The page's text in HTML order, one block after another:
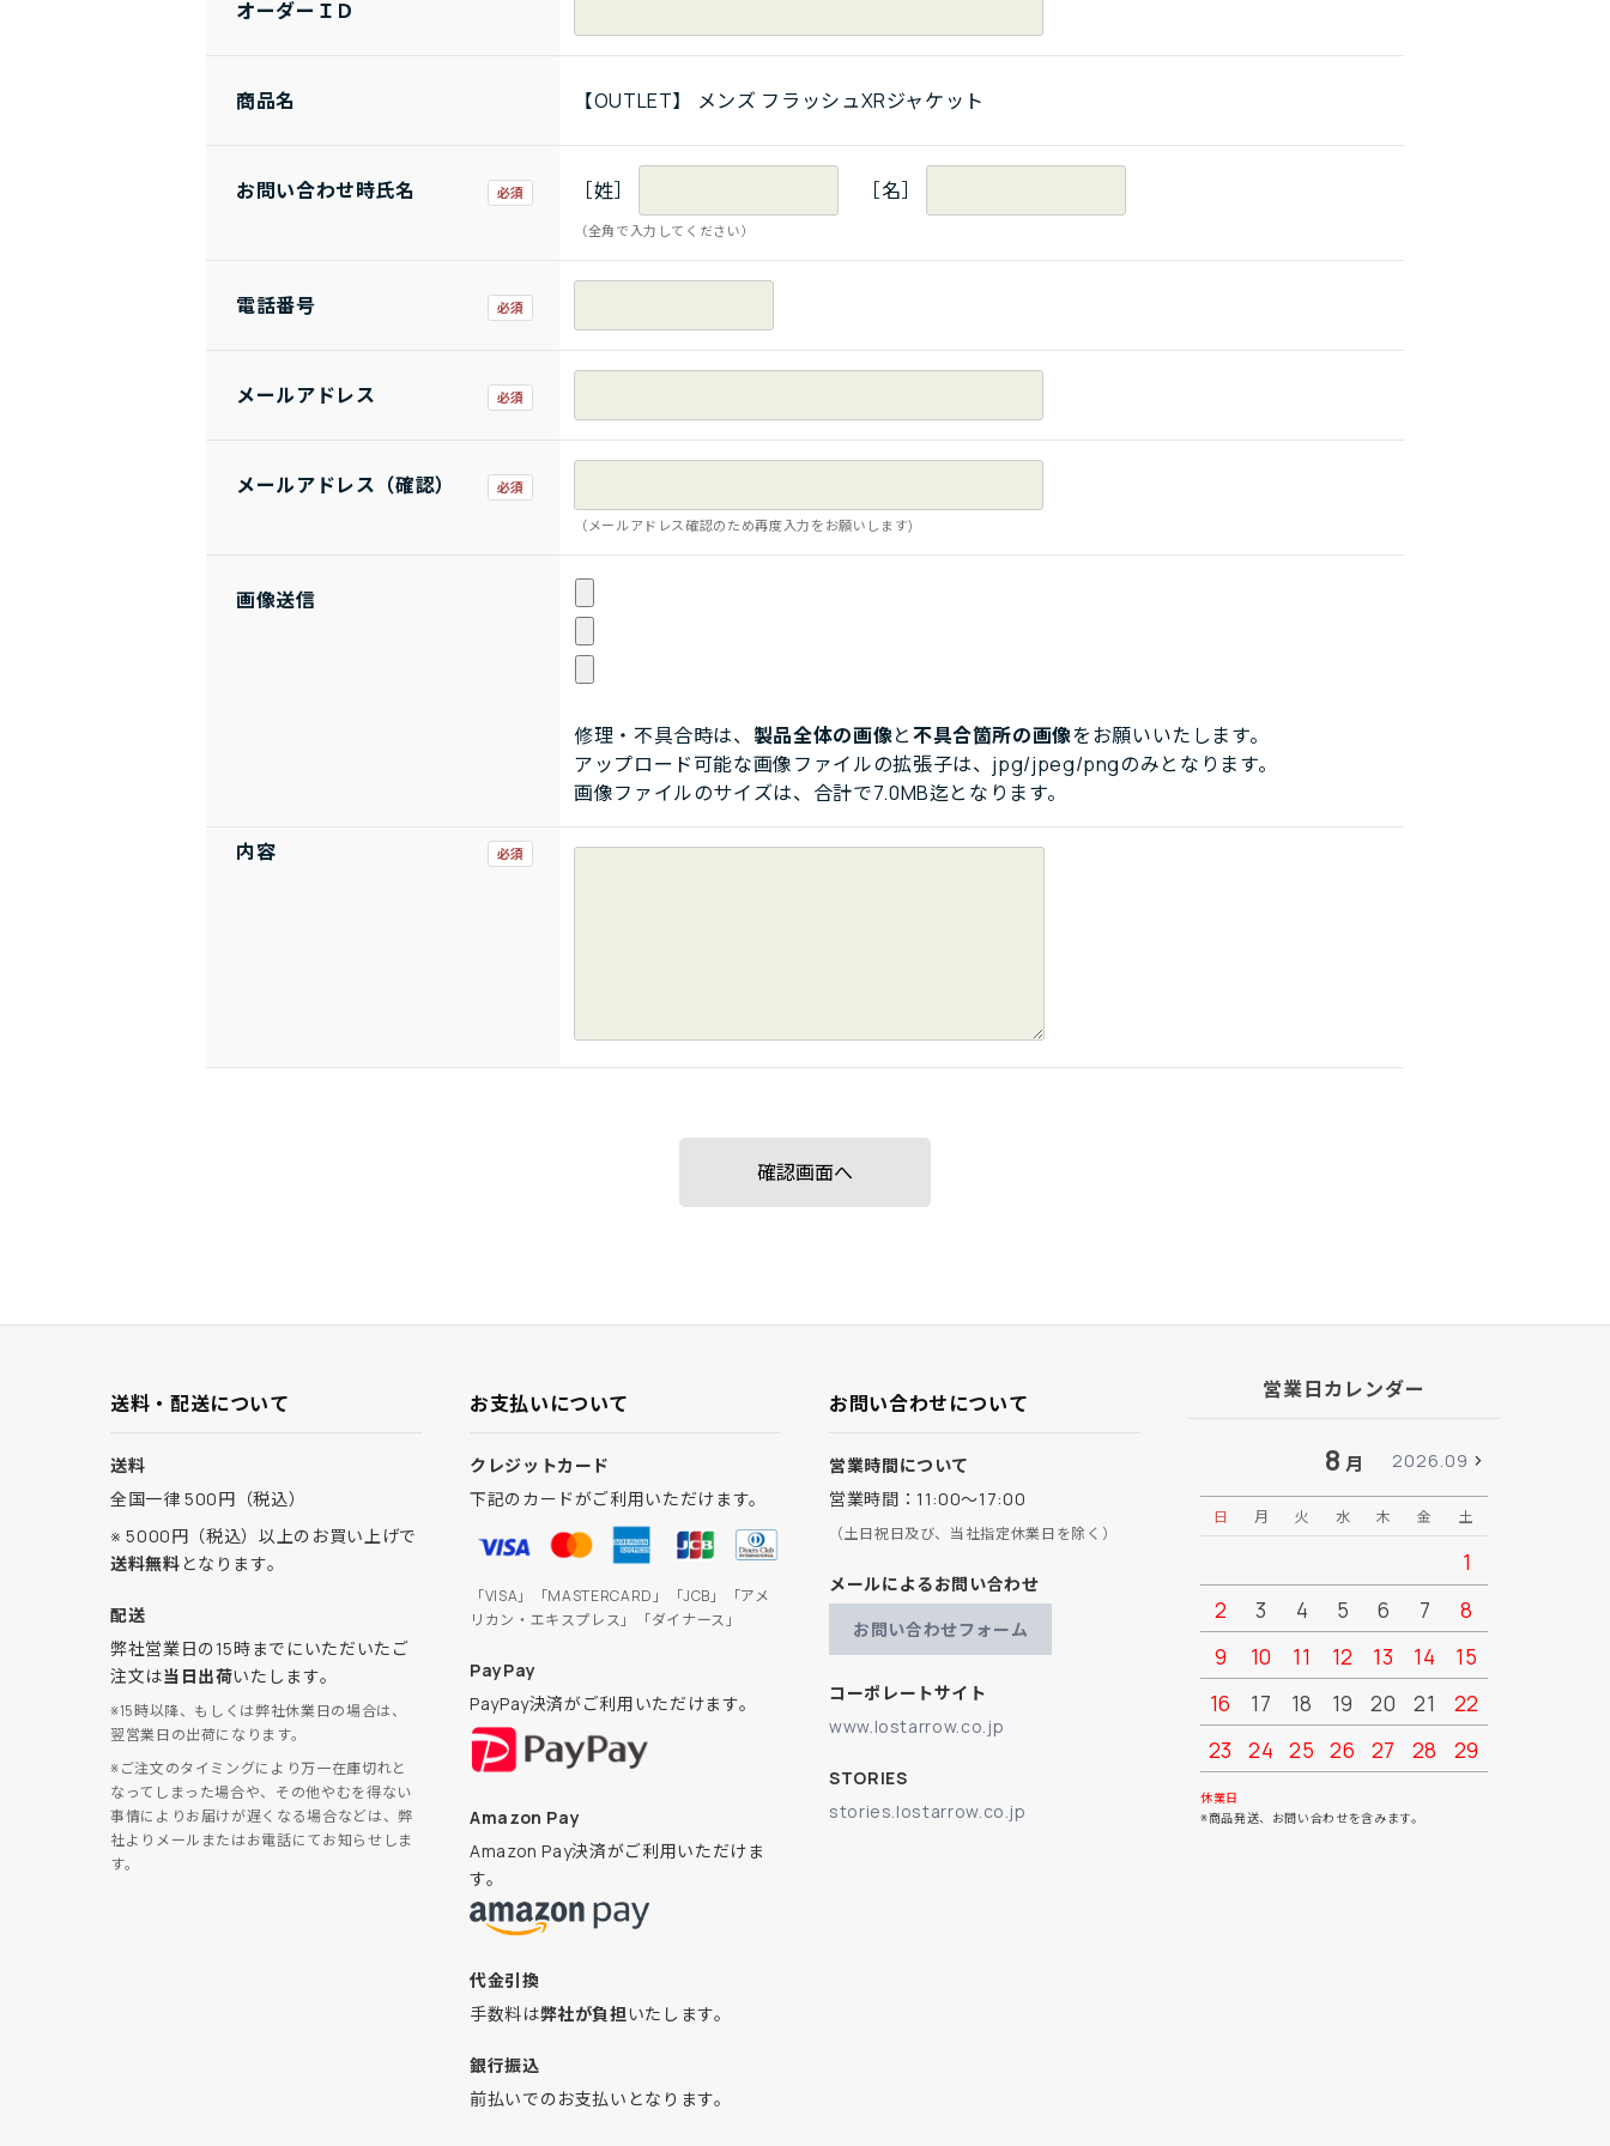
オーダーＩＤ
商品名 【OUTLET】 メンズ フラッシュXRジャケット
お問い合わせ時氏名 ［姓］ ［名］
（全角で入力してください）
電話番号
メールアドレス
メールアドレス（確認）
（メールアドレス確認のため再度入力をお願いします)
画像送信
修理・不具合時は、 製品全体の画像と不具合箇所の画像をお願いいたします。
アップロード可能な画像ファイルの拡張子は、jpg/jpeg/pngのみとなります。
画像ファイルのサイズは、合計で7.0MB迄となります。
内容
送料・配送について
送料
全国一律 500円（税込）
※ 5000円（税込）以上のお買い上げで
送料無料となります。
配送
弊社営業日の15時までにいただいたご
注文は当日出荷いたします。
※15時以降、もしくは弊社休業日の場合は、
翌営業日の出荷になります。
※ご注文のタイミングにより万一在庫切れと
なってしまった場合や、その他やむを得ない
事情によりお届けが遅くなる場合などは、弊
社よりメールまたはお電話にてお知らせしま
す。
お支払いについて
クレジットカード
下記のカードがご利用いただけます。
「VISA」「MASTERCARD」「JCB」「アメ
リカン・エキスプレス」「ダイナース」
PayPay
PayPay決済がご利用いただけます。
Amazon Pay
Amazon Pay決済がご利用いただけま
す。
代金引換
手数料は弊社が負担いたします。
銀行振込
前払いでのお支払いとなります。
お問い合わせについて
営業時間について
営業時間：11:00～17:00
（土日祝日及び、当社指定休業日を除く）
メールによるお問い合わせ
お問い合わせフォーム
コーポレートサイト
www.lostarrow.co.jp
STORIES
stories.lostarrow.co.jp
営業日カレンダー
8 月 2026.09
日 月 火 水 木 金 土
1
2
3 4 5 6 7
8
9
10 11 12 13 14
15
16
17 18 19 20 21
22
23
24 25 26 27 28
29
30
休業日
※商品発送、お問い合わせを含みます。